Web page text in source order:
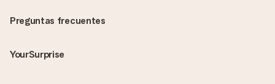
Preguntas frecuentes
YourSurprise